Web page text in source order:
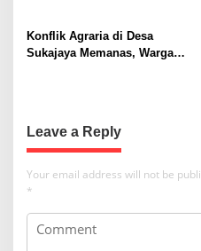
t
i
Konflik Agraria di Desa
Sukajaya Memanas, Warga
Leave a Reply
Your email address will not be
*